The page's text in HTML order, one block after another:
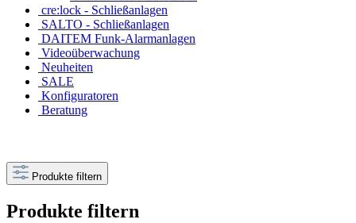
cre:lock - Schließanlagen
SALTO - Schließanlagen
DAITEM Funk-Alarmanlagen
Videoüberwachung
Neuheiten
SALE
Konfiguratoren
Beratung
Produkte filtern
Produkte filtern